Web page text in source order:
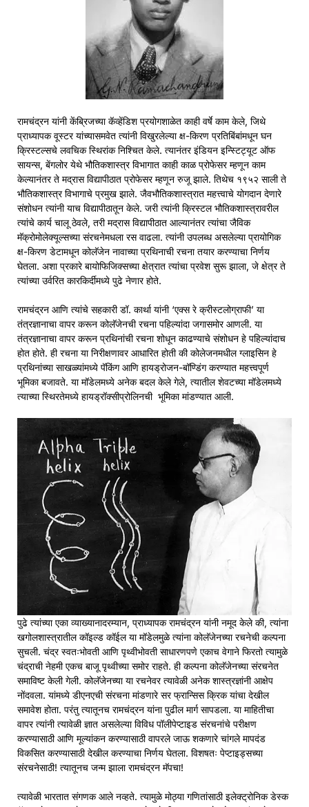
रामचंद्रन यांनी केंब्रिजच्या कॅव्हेंडिश प्रयोगशाळेत काही वर्षे काम केले, जिथे
प्राध्यापक वूस्टर यांच्यासमवेत त्यांनी विखुरलेल्या क्ष-किरण प्रतिबिंबांमधून घन
क्रिस्टल्सचे लवचिक स्थिरांक निश्चित केले. त्यानंतर इंडियन इन्स्टिट्यूट ऑफ
सायन्स, बेंगलोर येथे भौतिकशास्त्र विभागात काही काळ प्रोफेसर म्हणून काम
केल्यानंतर ते मद्रास विद्यापीठात प्रोफेसर म्हणून रुजू झाले. तिथेच १९५२ साली ते
भौतिकशास्त्र विभागाचे प्रमुख झाले. जैवभौतिकशास्त्रात महत्त्वाचे योगदान देणारे
संशोधन त्यांनी याच विद्यापीठातून केले. जरी त्यांनी क्रिस्टल भौतिकशास्त्रावरील
त्यांचे कार्य चालू ठेवले, तरी मद्रास विद्यापीठात आल्यानंतर त्यांचा जैविक
मॅक्रोमोलेक्यूल्सच्या संरचनेमधला रस वाढला. त्यांनी उपलब्ध असलेल्या प्रायोगिक
क्ष-किरण डेटामधून कोलॅजेन नावाच्या प्रथिनाची रचना तयार करण्याचा निर्णय
घेतला. अशा प्रकारे बायोफिजिक्सच्या क्षेत्रात त्यांचा प्रवेश सुरू झाला, जे क्षेत्र ते
त्यांच्या उर्वरित कारकिर्दीमध्ये पुढे नेणार होते.
रामचंद्रन आणि त्यांचे सहकारी डॉ. कार्था यांनी ‘एक्स रे क्रीस्टलोग्राफी’ या
तंत्रज्ञानाचा वापर करून कोलॅजेनची रचना पहिल्यांदा जगासमोर आणली. या
तंत्रज्ञानाचा वापर करून प्रथिनांची रचना शोधून काढण्याचे संशोधन हे पहिल्यांदाच
होत होते. ही रचना या निरीक्षणावर आधारित होती की कोलेजनमधील ग्लाइसिन हे
प्रथिनांच्या साखळ्यांमध्ये पॅकिंग आणि हायड्रोजन-बॉण्डिंग करण्यात महत्त्वपूर्ण
भूमिका बजावते. या मॉडेलमध्ये अनेक बदल केले गेले, त्यातील शेवटच्या मॉडेलमध्ये
त्याच्या स्थिरतेमध्ये हायड्रॉक्सीप्रोलिनची भूमिका मांडण्यात आली.
पुढे त्यांच्या एका व्याख्यानादरम्यान, प्राध्यापक रामचंद्रन यांनी नमूद केले की, त्यांना
खगोलशास्त्रातील कॉइल्ड कॉईल या मॉडेलमुळे त्यांना कोलॅजेनच्या रचनेची कल्पना
सुचली. चंद्र स्वतःभोवती आणि पृथ्वीभोवती साधारणपणे एकाच वेगाने फिरतो त्यामुळे
चंद्राची नेहमी एकच बाजू पृथ्वीच्या समोर राहते. ही कल्पना कोलॅजेनच्या संरचनेत
समाविष्ट केली गेली. कोलॅजेनच्या या रचनेवर त्यावेळी अनेक शास्त्रज्ञांनी आक्षेप
नोंदवला. यांमध्ये डीएनएची संरचना मांडणारे सर फ्रान्सिस क्रिक यांचा देखील
समावेश होता. परंतु त्यातूनच रामचंद्रन यांना पुढील मार्ग सापडला. या माहितीचा
वापर त्यांनी त्यावेळी ज्ञात असलेल्या विविध पॉलीपेप्टाइड संरचनांचे परीक्षण
करण्यासाठी आणि मूल्यांकन करण्यासाठी वापरले जाऊ शकणारे चांगले मापदंड
विकसित करण्यासाठी देखील करण्याचा निर्णय घेतला. विशषतः पेप्टाइड्सच्या
संरचनेसाठी! त्यातूनच जन्म झाला रामचंद्रन मॅपचा!
त्यावेळी भारतात संगणक आले नव्हते. त्यामुळे मोठ्या गणितांसाठी इलेक्ट्रोनिक डेस्क